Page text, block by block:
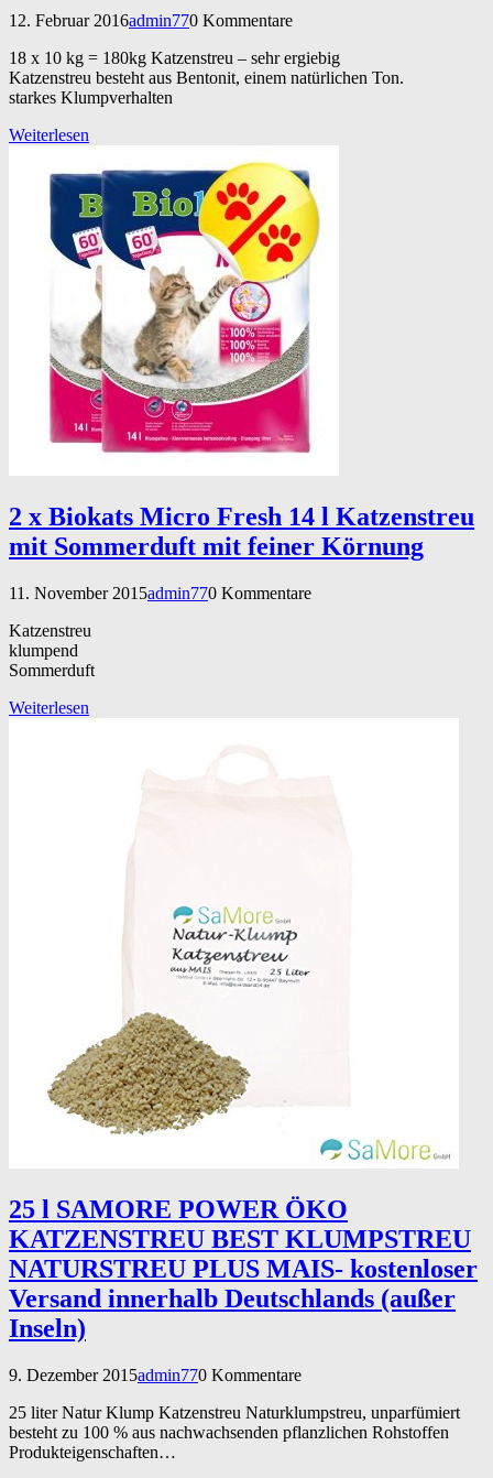
12. Februar 2016admin770 Kommentare
18 x 10 kg = 180kg Katzenstreu – sehr ergiebig
Katzenstreu besteht aus Bentonit, einem natürlichen Ton.
starkes Klumpverhalten
Weiterlesen
2 x Biokats Micro Fresh 14 l Katzenstreu
mit Sommerduft mit feiner Körnung
11. November 2015admin770 Kommentare
Katzenstreu
klumpend
Sommerduft
Weiterlesen
25 l SAMORE POWER ÖKO
KATZENSTREU BEST KLUMPSTREU
NATURSTREU PLUS MAIS- kostenloser
Versand innerhalb Deutschlands (außer
Inseln)
9. Dezember 2015admin770 Kommentare
25 liter Natur Klump Katzenstreu Naturklumpstreu, unparfümiert
besteht zu 100 % aus nachwachsenden pflanzlichen Rohstoffen
Produkteigenschaften…